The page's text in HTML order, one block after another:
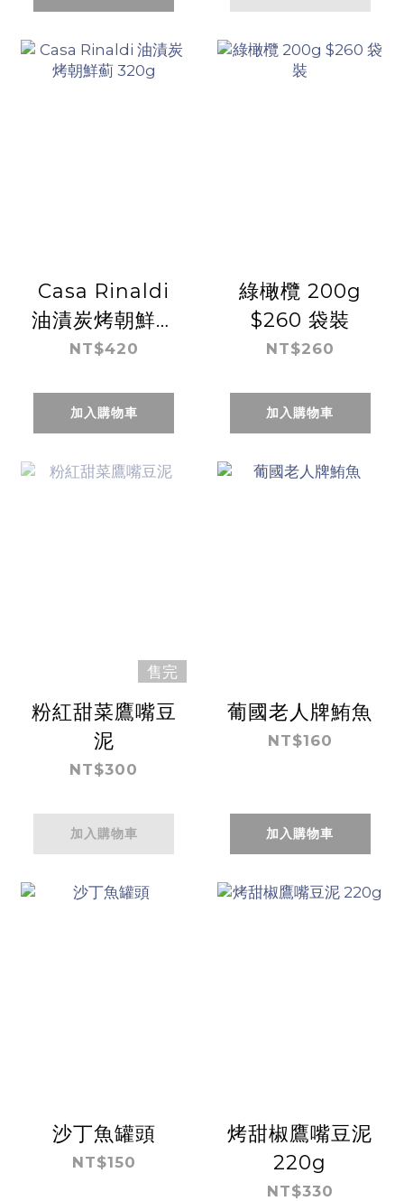
Casa Rinaldi
油漬炭烤朝鮮薊
320g
NT$420
加入購物車
綠橄欖 200g
$260 袋裝
NT$260
加入購物車
售完
粉紅甜菜鷹嘴豆
泥
NT$300
加入購物車
葡國老人牌鮪魚
NT$160
加入購物車
沙丁魚罐頭
NT$150
烤甜椒鷹嘴豆泥
220g
NT$330